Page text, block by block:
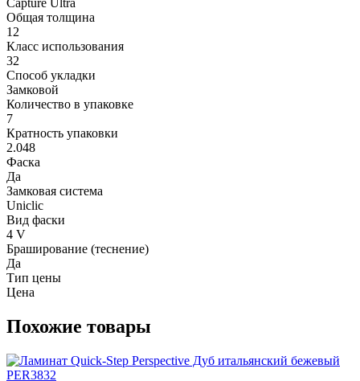
Общая толщина
12
Класс использования
32
Способ укладки
Замковой
Количество в упаковке
7
Кратность упаковки
2.048
Фаска
Да
Замковая система
Uniclic
Вид фаски
4 V
Браширование (теснение)
Да
Тип цены
Цена
Похожие товары